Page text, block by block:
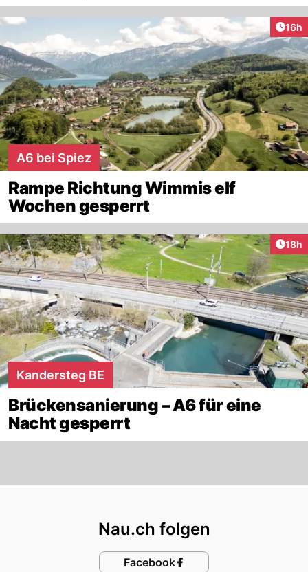
16h
A6 bei Spiez
Rampe Richtung Wimmis elf
Wochen gesperrt
18h
Kandersteg BE
Brückensanierung – A6 für eine
Nacht gesperrt
Nau.ch folgen
Facebook